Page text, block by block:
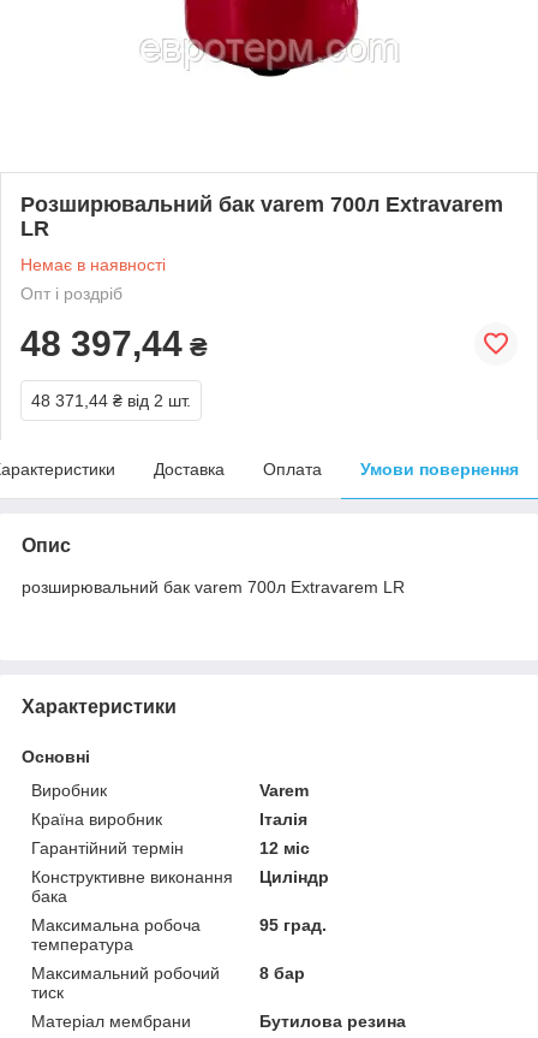
Розширювальний бак varem 700л Extravarem
LR
Немає в наявності
Опт і роздріб
48 397,44 ₴
48 371,44 ₴ від 2 шт.
Доставка Оплата Умови повернення
Опис
розширювальний бак varem 700л Extravarem LR
Характеристики
Основні
Виробник
Varem
Країна виробник
Італія
Гарантійний термін
12 міс
Конструктивне виконання
бака
Циліндр
Максимальна робоча
температура
95 град.
Максимальний робочий
тиск
8 бар
Матеріал мембрани
Бутилова резина